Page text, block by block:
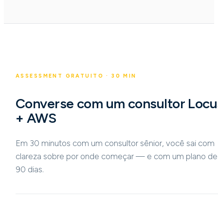
ASSESSMENT GRATUITO · 30 MIN
Converse com um consultor
+ AWS
Em 30 minutos com um consultor sênior, você sai com
clareza sobre por onde começar — e com um plano de
90 dias.